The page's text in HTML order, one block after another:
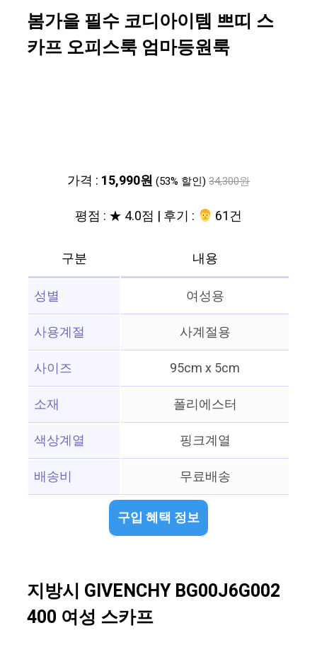
봄가을 필수 코디아이템 쁘띠 스
카프 오피스룩 엄마등원룩
가격 : 15,990원 (53% 할인) 34,300원
평점 : ★ 4.0점 | 후기 : ‍‍ 61건
구분
내용
성별
여성용
사용계절
사계절용
사이즈
95cm x 5cm
소재
폴리에스터
색상계열
핑크계열
배송비
무료배송
구입 혜택 정보
지방시 GIVENCHY BG00J6G002
400 여성 스카프